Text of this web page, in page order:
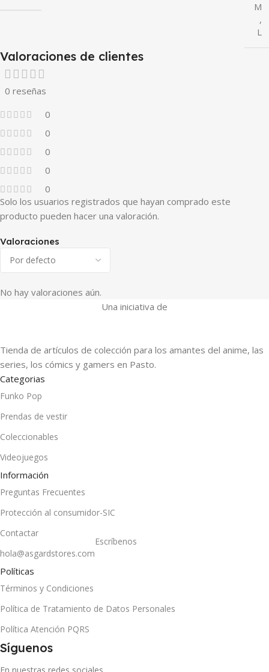
M
,
L
Valoraciones de clientes
0 reseñas
0
0
0
0
0
Valoraciones
No hay valoraciones aún.
Solo los usuarios registrados que hayan comprado este
producto pueden hacer una valoración.
Una iniciativa de
Tienda de artículos de colección para los amantes del anime, las
series, los cómics y gamers en Pasto.
Categorias
Funko Pop
Prendas de vestir
Coleccionables
Videojuegos
Información
Preguntas Frecuentes
Protección al consumidor-SIC
Contactar
hola@asgardstores.com
Escríbenos
Políticas
Términos y Condiciones
Política de Tratamiento de Datos Personales
Política Atención PQRS
Síguenos